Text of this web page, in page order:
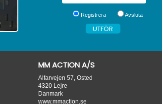
Registrera Avsluta
MM ACTION A/S
Alfarvejen 57, Osted
4320 Lejre
Danmark
www.mmaction.se